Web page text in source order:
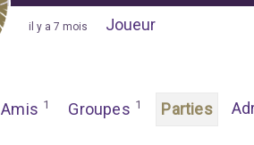
il y a 7 mois Joueur
Amis 1 Groupes 1 Parties